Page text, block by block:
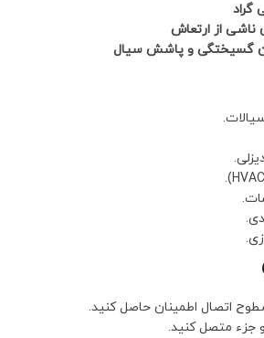
از ارتعاش
گسیختگی و پاشش سیال
اتصال اطمینان حاصل کنید.
جزء متصل کنید.